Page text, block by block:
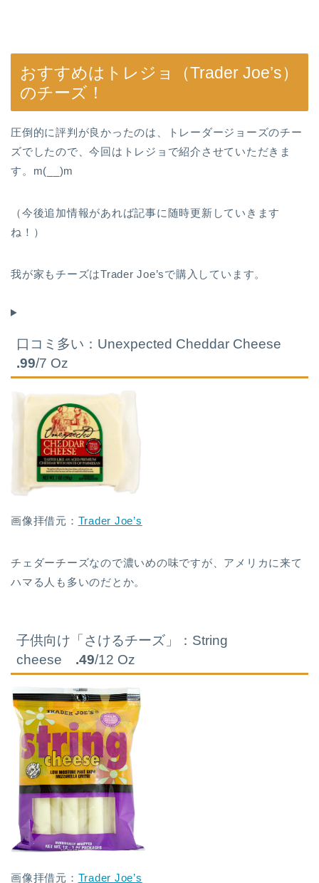
おすすめはトレジョ（Trader Joe’s）
のチーズ！
圧倒的に評判が良かったのは、トレーダージョーズのチー
ズでしたので、今回はトレジョで紹介させていただきま
す。m(__)m
（今後追加情報があれば記事に随時更新していきます
ね！）
我が家もチーズはTrader Joe’sで購入しています。
口コミ多い：Unexpected Cheddar Cheese
.99/7 Oz
画像拝借元： Trader Joe’s
チェダーチーズなので濃いめの味ですが、アメリカに来て
ハマる人も多いのだとか。
子供向け「さけるチーズ」：String
cheese .49/12 Oz
画像拝借元： Trader Joe’s